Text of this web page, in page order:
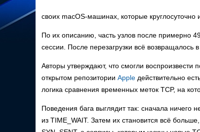
своих macOS-машинах, которые круглосуточно
По их описанию, часть узлов после примерно
сессии. После перезагрузки всё возвращалось
Авторы утверждают, что смогли
открытом репозитории Apple действительно
логика сравнения временных меток TCP, на
Поведения бага выглядит так: сначала ничего
из TIME_WAIT. Затем их становится всё